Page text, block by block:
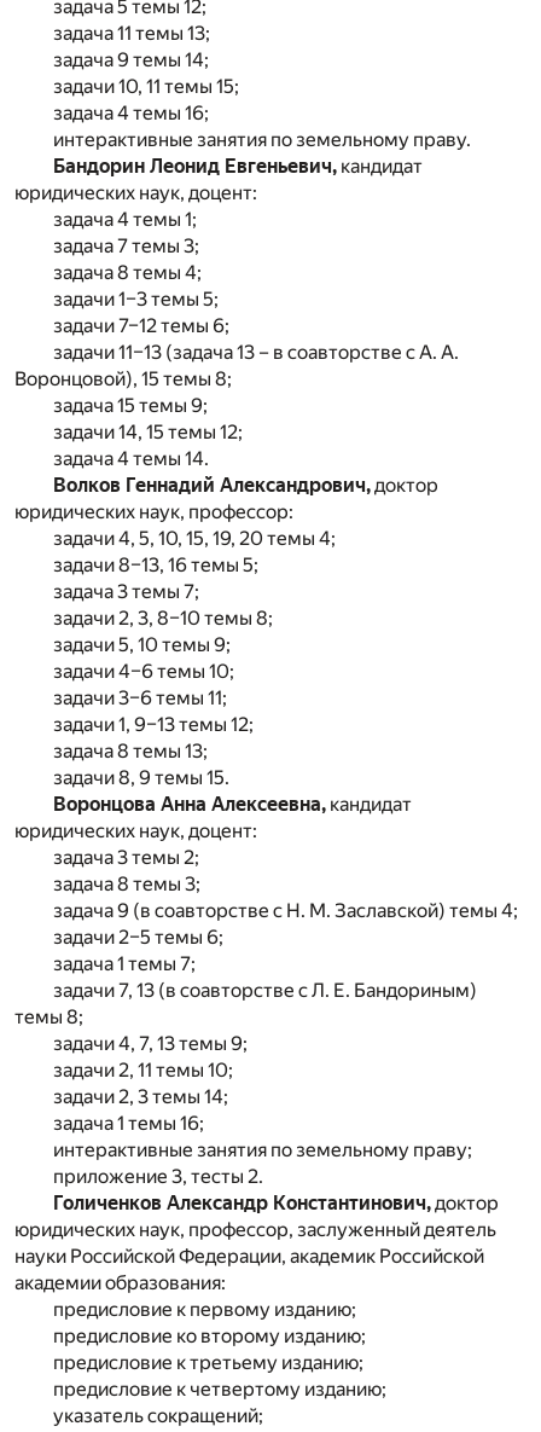
задача 5 темы 12;
задача 11 темы 13;
задача 9 темы 14;
задачи 10, 11 темы 15;
задача 4 темы 16;
интерактивные занятия по земельному праву.
Бандорин Леонид Евгеньевич, кандидат
юридических наук, доцент:
задача 4 темы 1;
задача 7 темы 3;
задача 8 темы 4;
задачи 1–3 темы 5;
задачи 7–12 темы 6;
задачи 11–13 (задача 13 – в соавторстве с А. А.
Воронцовой), 15 темы 8;
задача 15 темы 9;
задачи 14, 15 темы 12;
задача 4 темы 14.
Волков Геннадий Александрович,доктор
юридических наук, профессор:
задачи 4, 5, 10, 15, 19, 20 темы 4;
задачи 8–13, 16 темы 5;
задача 3 темы 7;
задачи 2, 3, 8–10 темы 8;
задачи 5, 10 темы 9;
задачи 4–6 темы 10;
задачи 3–6 темы 11;
задачи 1, 9–13 темы 12;
задача 8 темы 13;
задачи 8, 9 темы 15.
Воронцова Анна Алексеевна, кандидат
юридических наук, доцент:
задача 3 темы 2;
задача 8 темы 3;
задача 9 (в соавторстве с Н. М. Заславской) темы 4;
задачи 2–5 темы 6;
задача 1 темы 7;
задачи 7, 13 (в соавторстве с Л. Е. Бандориным)
темы 8;
задачи 4, 7, 13 темы 9;
задачи 2, 11 темы 10;
задачи 2, 3 темы 14;
задача 1 темы 16;
интерактивные занятия по земельному праву;
приложение 3, тесты 2.
Голиченков Александр Константинович,доктор
юридических наук, профессор, заслуженный деятель
науки Российской Федерации, академик Российской
академии образования:
предисловие к первому изданию;
предисловие ко второму изданию;
предисловие к третьему изданию;
предисловие к четвертому изданию;
указатель сокращений;